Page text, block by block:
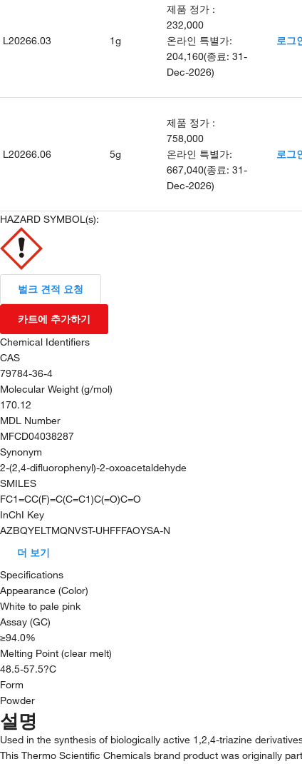
L20266.03 1g
제품 정가 :
232,000
온라인 특별가:
204,160(종료: 31-
Dec-2026)
로그
L20266.06 5g
제품 정가 :
758,000
온라인 특별가:
667,040(종료: 31-
Dec-2026)
로그
HAZARD SYMBOL(s):
벌크 견적 요청
카트에 추가하기
Chemical Identifiers
CAS
79784-36-4
Molecular Weight (g/mol)
170.12
MDL Number
MFCD04038287
Synonym
2-(2,4-difluorophenyl)-2-oxoacetaldehyde
SMILES
FC1=CC(F)=C(C=C1)C(=O)C=O
InChI Key
AZBQYELTMQNVST-UHFFFAOYSA-N
더 보기
Specifications
Appearance (Color)
White to pale pink
Assay (GC)
≥94.0%
Melting Point (clear melt)
48.5-57.5?C
Form
Powder
설명
Used in the synthesis of biologically active 1,2,4-triazine
This Thermo Scientific Chemicals brand product was originally